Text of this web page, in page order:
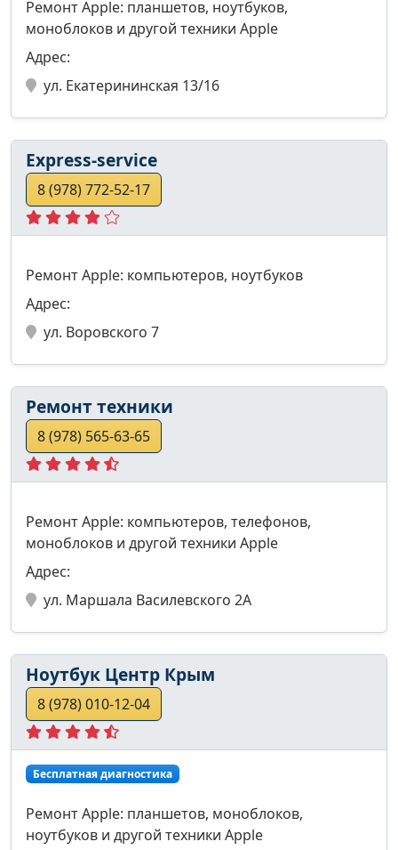
Ремонт Apple: планшетов, ноутбуков,
моноблоков и другой техники Apple
Адрес:
ул. Екатерининская 13/16
Express-service
8 (978) 772-52-17
Ремонт Apple: компьютеров, ноутбуков
Адрес:
ул. Воровского 7
Ремонт техники
8 (978) 565-63-65
Ремонт Apple: компьютеров, телефонов,
моноблоков и другой техники Apple
Адрес:
ул. Маршала Василевского 2А
Ноутбук Центр Крым
8 (978) 010-12-04
Бесплатная диагностика
Ремонт Apple: планшетов, моноблоков,
ноутбуков и другой техники Apple